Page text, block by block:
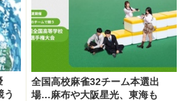
う
全国高校麻雀32チーム本選出
場…麻布や大阪星光、東海も